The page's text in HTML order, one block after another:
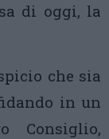
di oggi, la
che sia
in un
Consiglio,